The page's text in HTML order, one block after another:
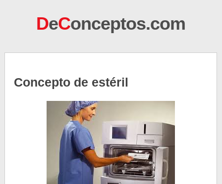
DeConceptos.com
Concepto de estéril